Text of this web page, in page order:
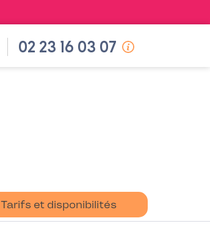
02 23 16 03 07
Tarifs et disponibilités